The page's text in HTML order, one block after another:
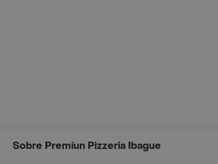
Sobre Premiun Pizzeria Ibague